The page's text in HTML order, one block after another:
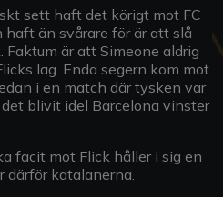
sett haft det körigt mot FC
haft än svårare för är att slå
är att Simeone aldrig
lag. Enda segern kom mot
i en match där tysken var
blivit idel Barcelona vinster
facit mot Flick håller i sig en
därför katalanerna.